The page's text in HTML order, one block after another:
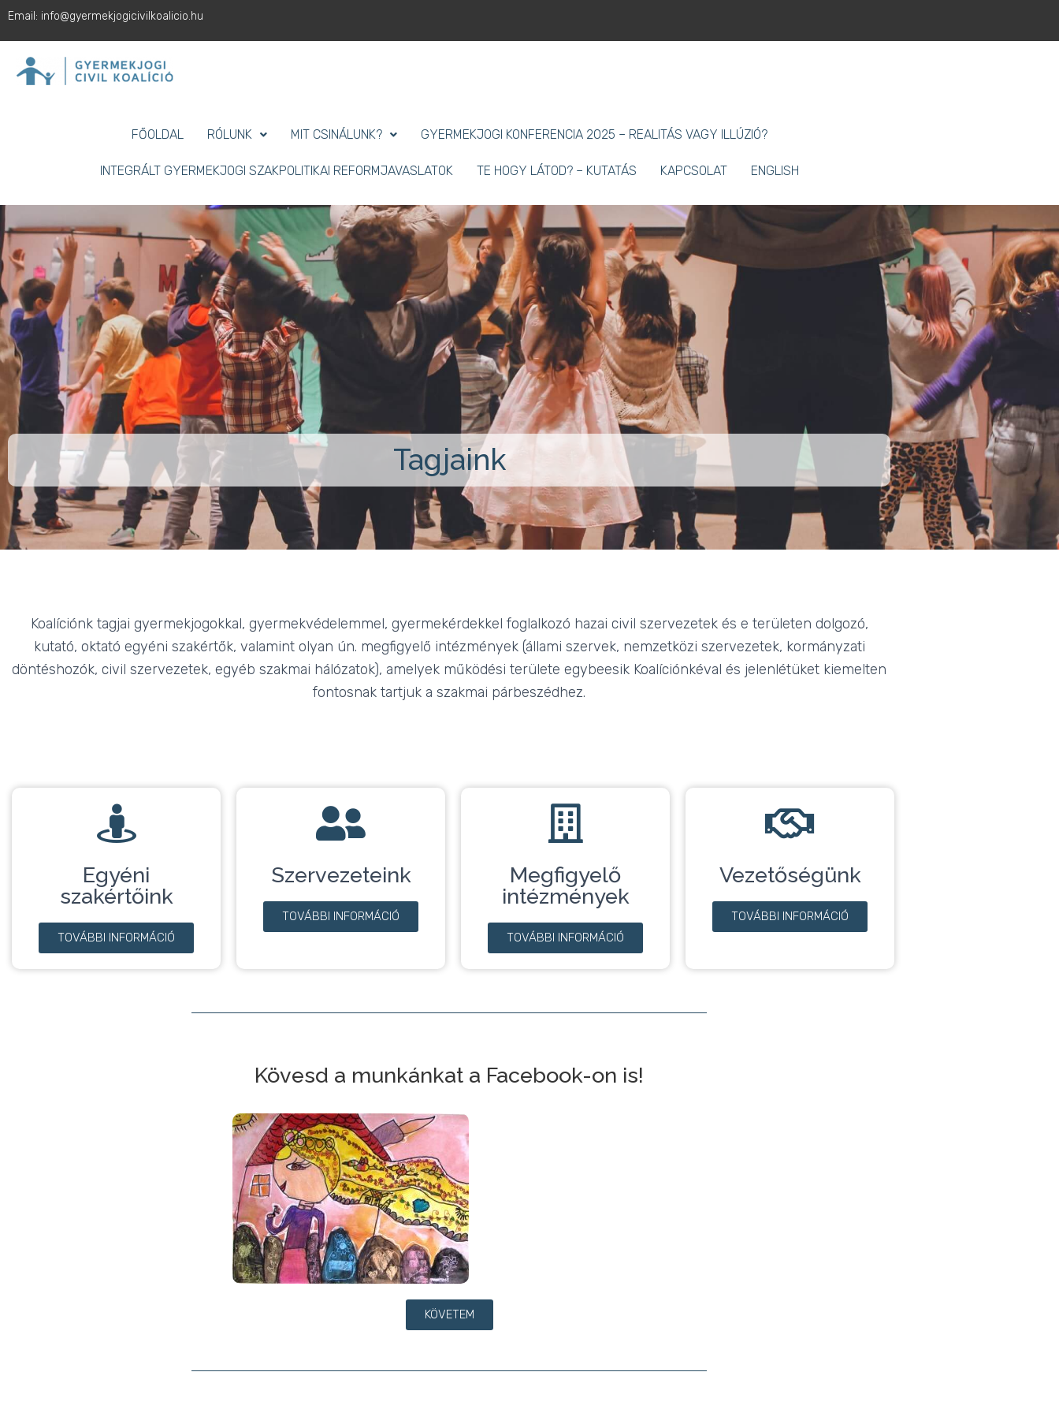
Email: info@gyermekjogicivilkoalicio.hu
FŐOLDAL RÓLUNK MIT CSINÁLUNK? GYERMEKJOGI KONFERENCIA 2025 – REALITÁS VAGY ILLÚZIÓ?
INTEGRÁLT GYERMEKJOGI SZAKPOLITIKAI REFORMJAVASLATOK TE HOGY LÁTOD? – KUTATÁS KAPCSOLAT ENGLISH
Tagjaink
Koalíciónk tagjai gyermekjogokkal, gyermekvédelemmel, gyermekérdekkel foglalkozó hazai civil szervezetek és e területen dolgozó,
kutató, oktató egyéni szakértők, valamint olyan ún. megfigyelő intézmények (állami szervek, nemzetközi szervezetek, kormányzati
döntéshozók, civil szervezetek, egyéb szakmai hálózatok), amelyek működési területe egybeesik Koalíciónkéval és jelenlétüket kiemelten
fontosnak tartjuk a szakmai párbeszédhez.
Egyéni
szakértőink
TOVÁBBI INFORMÁCIÓ
Szervezeteink
TOVÁBBI INFORMÁCIÓ
Megfigyelő
intézmények
TOVÁBBI INFORMÁCIÓ
Vezetőségünk
TOVÁBBI INFORMÁCIÓ
Kövesd a munkánkat a Facebook-on is!
KÖVETEM